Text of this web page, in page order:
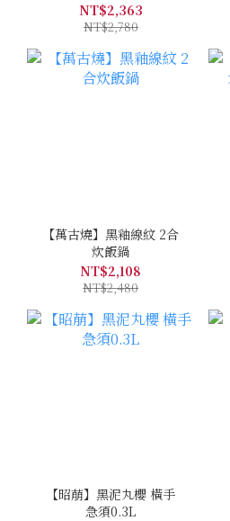
NT$2,363
NT$2,780
【萬古燒】黑釉線紋 2合
炊飯鍋
NT$2,108
NT$2,480
【昭萠】黑泥丸櫻 橫手
急須0.3L